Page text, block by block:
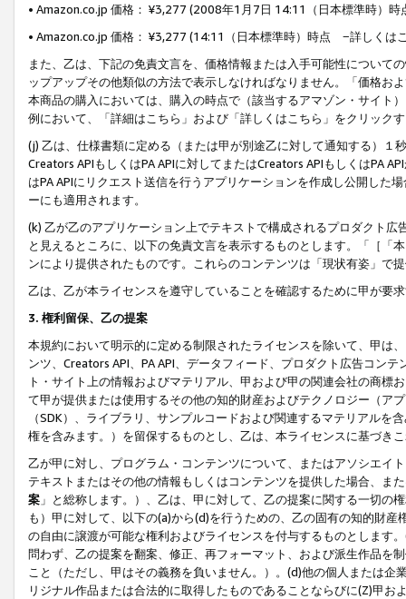
• Amazon.co.jp 価格： ¥3,277 (2008年1月7日 14:11（日本標準時）
• Amazon.co.jp 価格： ¥3,277 (14:11（日本標準時）時点 −詳しくは
また、乙は、下記の免責文言を、価格情報または入手可能性について
ップアップその他類似の方法で表示しなければなりません。「価格
本商品の購入においては、購入の時点で（該当するアマゾン・サイト
例において、「詳細はこちら」および「詳しくはこちら」をクリック
(j) 乙は、仕様書類に定める（または甲が別途乙に対して通知する）
Creators APIもしくはPA APIに対してまたはCreators APIもしくはPA
はPA APIにリクエスト送信を行うアプリケーションを作成し公開した
ーにも適用されます。
(k) 乙が乙のアプリケーション上でテキストで構成されるプロダクト
と見えるところに、以下の免責文言を表示するものとします。「［「
ンにより提供されたものです。これらのコンテンツは「現状有姿」で
乙は、乙が本ライセンスを遵守していることを確認するために甲が要
3. 権利留保、乙の提案
本規約において明示的に定める制限されたライセンスを除いて、甲は
ンツ、Creators API、PA API、データフィード、プロダクト広告コン
ト・サイト上の情報およびマテリアル、甲および甲の関連会社の商
て甲が提供または使用するその他の知的財産およびテクノロジー（ア
（SDK）、ライブラリ、サンプルコードおよび関連するマテリアル
権を含みます。）を留保するものとし、乙は、本ライセンスに基づき
乙が甲に対し、プログラム・コンテンツについて、またはアソシエイ
テキストまたはその他の情報もしくはコンテンツを提供した場合、ま
案 」と総称します。）、乙は、甲に対して、乙の提案に関する一切
も）甲に対して、以下の(a)から(d)を行うための、乙の固有の知的財
の自由に譲渡が可能な権利およびライセンスを付与するものとします
問わず、乙の提案を翻案、修正、再フォーマット、および派生作品を
こと（ただし、甲はその義務を負いません。）。(d)他の個人または
リジナル作品または合法的に取得したものであることならびに(Z)甲